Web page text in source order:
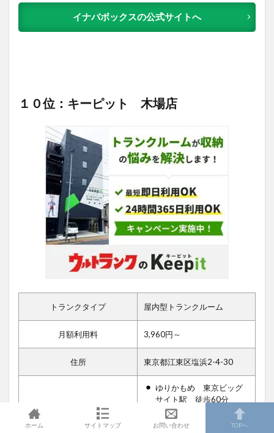
イナバボックスの公式サイトへ
１０位：キーピット 木場店
トランクタイプ 屋内型トランクルーム
月額利用料 3,960円～
住所 東京都江東区塩浜2-4-30
アクセス
ゆりかもめ 東京ビッグ
サイト駅 徒歩60分
東京メトロ東西線 木場
駅 徒歩11分
ホーム サイトマップ お問い合わせ TOPへ